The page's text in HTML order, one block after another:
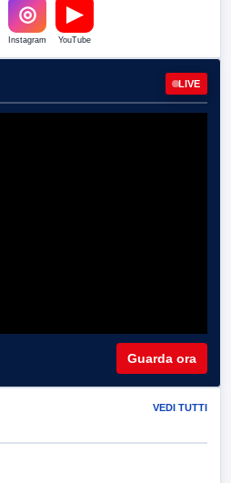
◎
Instagram
▶
YouTube
LIVE
Guarda ora
VEDI TUTTI